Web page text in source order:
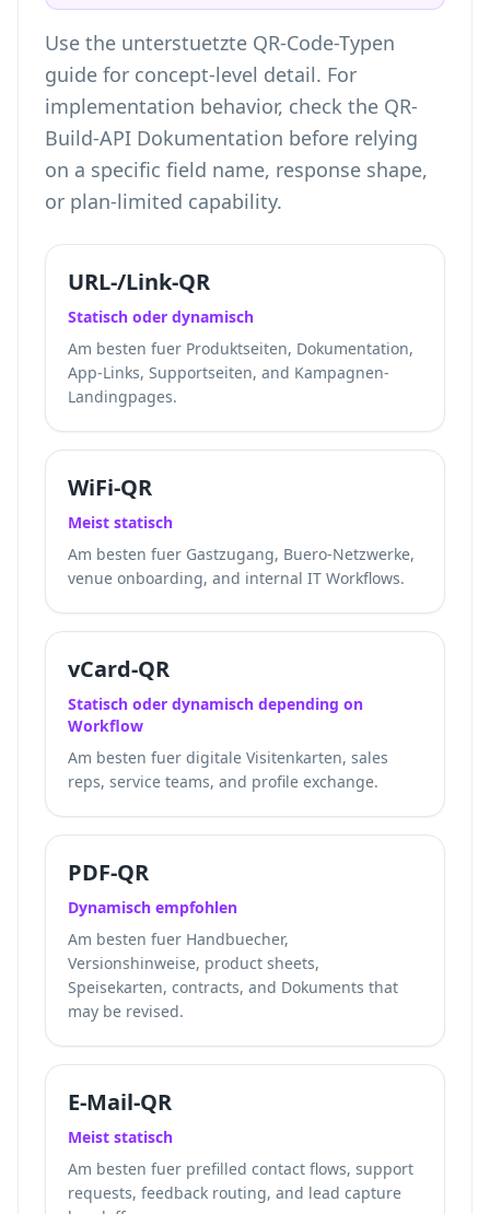
Use the unterstuetzte QR-Code-Typen
guide for concept-level detail. For
implementation behavior, check the QR-
Build-API Dokumentation before relying
on a specific field name, response shape,
or plan-limited capability.
URL-/Link-QR
Statisch oder dynamisch
Am besten fuer Produktseiten, Dokumentation,
App-Links, Supportseiten, and Kampagnen-
Landingpages.
WiFi-QR
Meist statisch
Am besten fuer Gastzugang, Buero-Netzwerke,
venue onboarding, and internal IT Workflows.
vCard-QR
Statisch oder dynamisch depending on
Workflow
Am besten fuer digitale Visitenkarten, sales
reps, service teams, and profile exchange.
PDF-QR
Dynamisch empfohlen
Am besten fuer Handbuecher,
Versionshinweise, product sheets,
Speisekarten, contracts, and Dokuments that
may be revised.
E-Mail-QR
Meist statisch
Am besten fuer prefilled contact flows, support
requests, feedback routing, and lead capture